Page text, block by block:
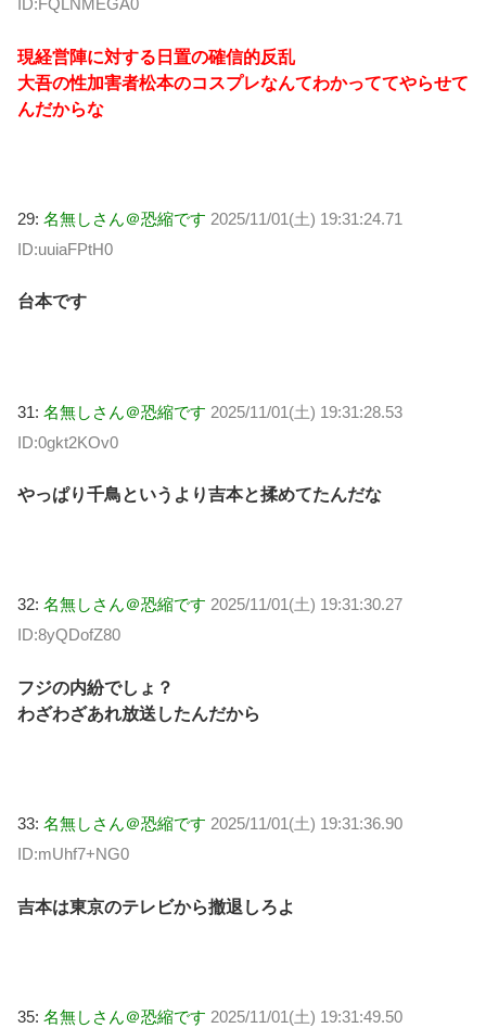
ID:FQLNMEGA0
現経営陣に対する日置の確信的反乱
大吾の性加害者松本のコスプレなんてわかっててやらせて
んだからな
29: 名無しさん＠恐縮です 2025/11/01(土) 19:31:24.71
ID:uuiaFPtH0
台本です
31: 名無しさん＠恐縮です 2025/11/01(土) 19:31:28.53
ID:0gkt2KOv0
やっぱり千鳥というより吉本と揉めてたんだな
32: 名無しさん＠恐縮です 2025/11/01(土) 19:31:30.27
ID:8yQDofZ80
フジの内紛でしょ？
わざわざあれ放送したんだから
33: 名無しさん＠恐縮です 2025/11/01(土) 19:31:36.90
ID:mUhf7+NG0
吉本は東京のテレビから撤退しろよ
35: 名無しさん＠恐縮です 2025/11/01(土) 19:31:49.50